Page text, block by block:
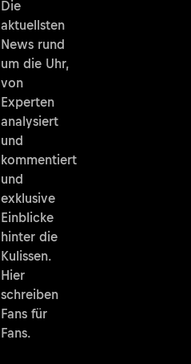
Die
aktuellsten
News rund
um die Uhr,
von
Experten
analysiert
und
kommentiert
und
exklusive
Einblicke
hinter die
Kulissen.
Hier
schreiben
Fans für
Fans.